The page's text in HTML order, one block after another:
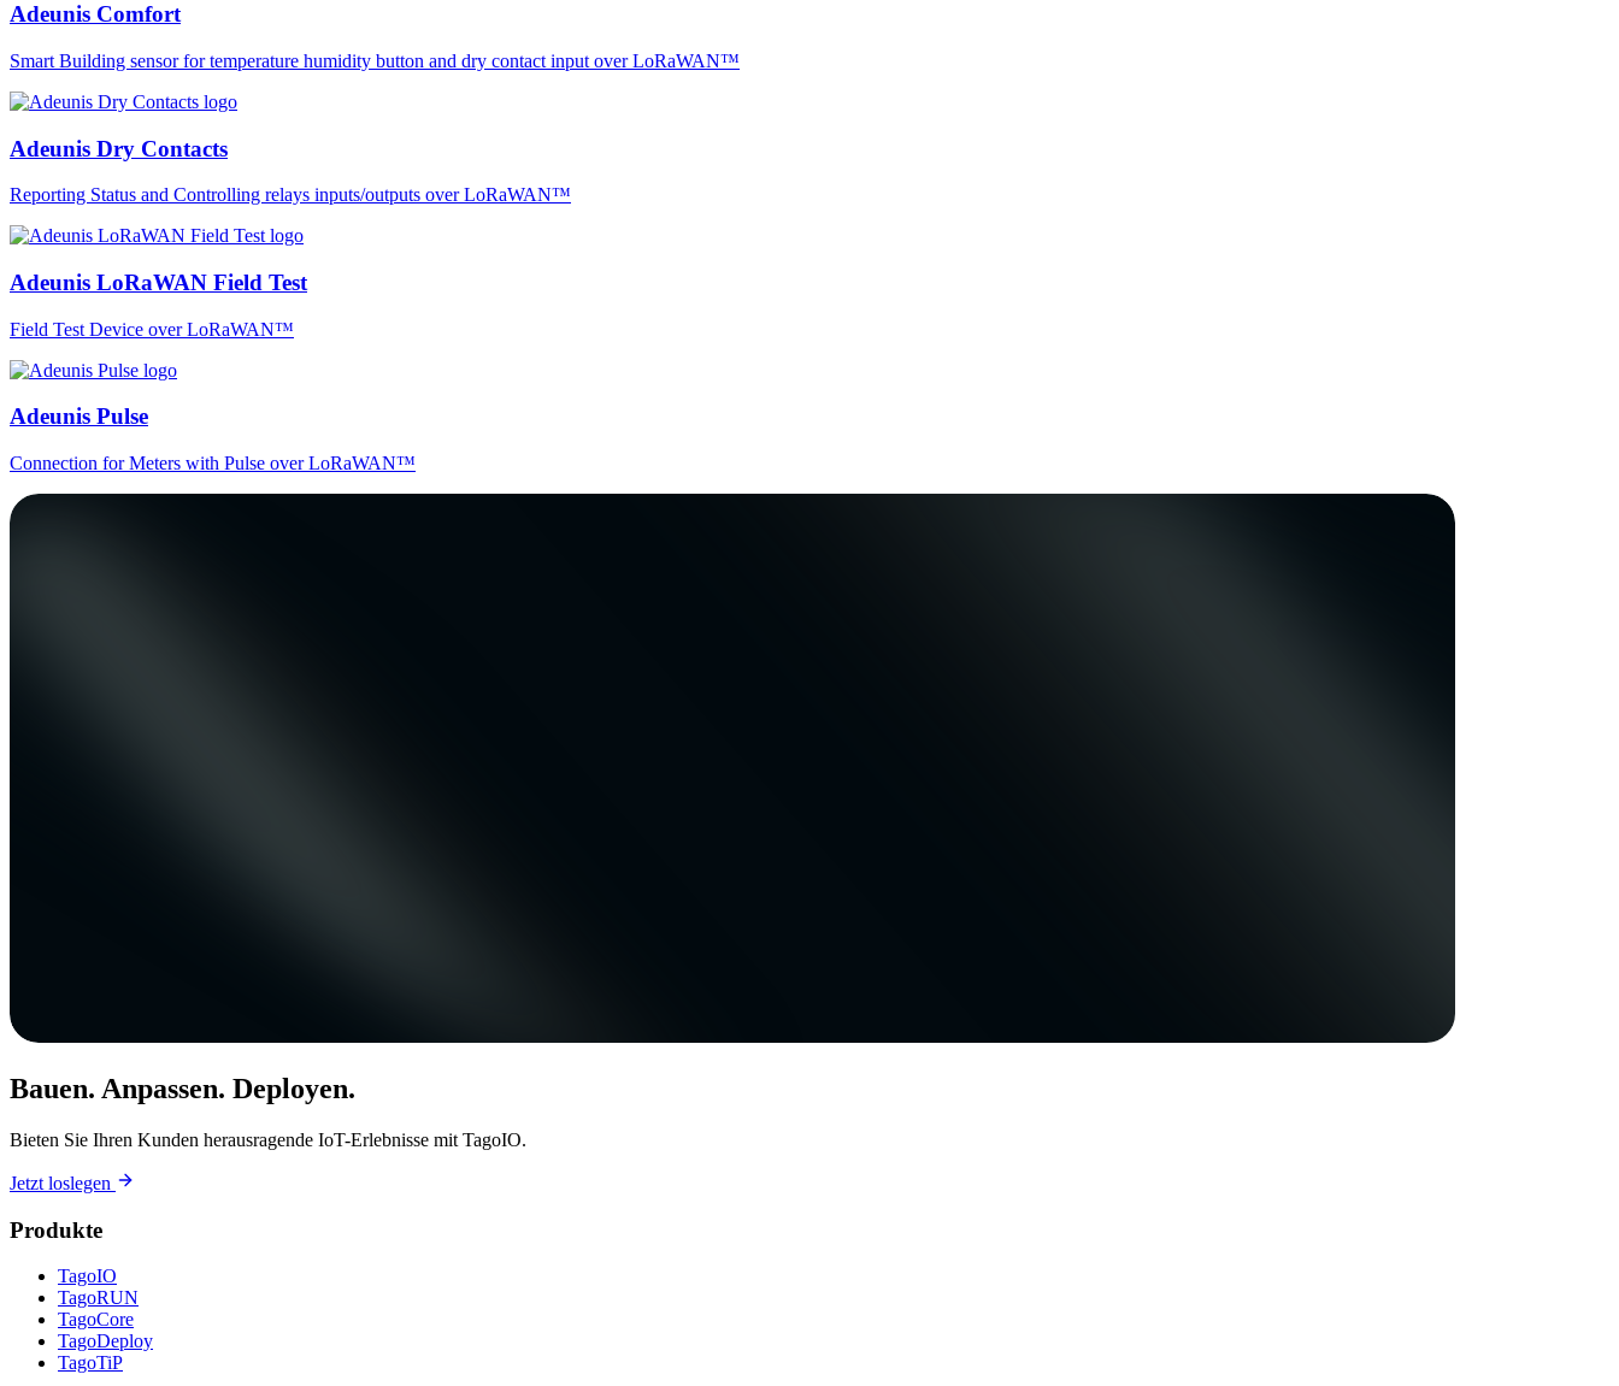
Adeunis Comfort
Smart Building sensor for temperature humidity button and dry contact input over LoRaWAN™
Adeunis Dry Contacts
Reporting Status and Controlling relays inputs/outputs over LoRaWAN™
Adeunis LoRaWAN Field Test
Field Test Device over LoRaWAN™
Adeunis Pulse
Connection for Meters with Pulse over LoRaWAN™
Bauen. Anpassen. Deployen.
Bieten Sie Ihren Kunden herausragende IoT-Erlebnisse mit TagoIO.
Jetzt loslegen
Produkte
TagoIO
TagoRUN
TagoCore
TagoDeploy
TagoTiP